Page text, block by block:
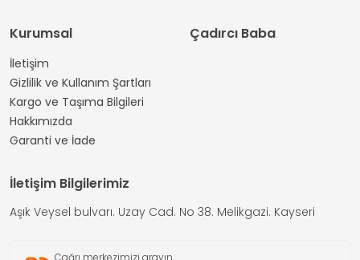
Kurumsal
İletişim
Gizlilik ve Kullanım Şartları
Kargo ve Taşıma Bilgileri
Hakkımızda
Garanti ve İade
Çadırcı Baba
İletişim Bilgilerimiz
Aşık Veysel bulvarı. Uzay Cad. No 38. Melikgazi. Kayseri
Çağrı merkezimizi arayın.